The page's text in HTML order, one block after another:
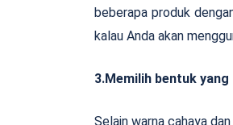
beberapa produk
kalau Anda akan
3.Memilih bentuk
Selain warna cahaya